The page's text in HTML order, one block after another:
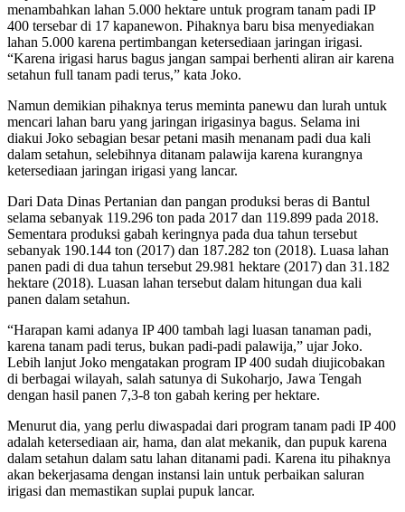
menambahkan lahan 5.000 hektare untuk program tanam padi IP
400 tersebar di 17 kapanewon. Pihaknya baru bisa menyediakan
lahan 5.000 karena pertimbangan ketersediaan jaringan irigasi.
“Karena irigasi harus bagus jangan sampai berhenti aliran air karena
setahun full tanam padi terus,” kata Joko.
Namun demikian pihaknya terus meminta panewu dan lurah untuk
mencari lahan baru yang jaringan irigasinya bagus. Selama ini
diakui Joko sebagian besar petani masih menanam padi dua kali
dalam setahun, selebihnya ditanam palawija karena kurangnya
ketersediaan jaringan irigasi yang lancar.
Dari Data Dinas Pertanian dan pangan produksi beras di Bantul
selama sebanyak 119.296 ton pada 2017 dan 119.899 pada 2018.
Sementara produksi gabah keringnya pada dua tahun tersebut
sebanyak 190.144 ton (2017) dan 187.282 ton (2018). Luasa lahan
panen padi di dua tahun tersebut 29.981 hektare (2017) dan 31.182
hektare (2018). Luasan lahan tersebut dalam hitungan dua kali
panen dalam setahun.
“Harapan kami adanya IP 400 tambah lagi luasan tanaman padi,
karena tanam padi terus, bukan padi-padi palawija,” ujar Joko.
Lebih lanjut Joko mengatakan program IP 400 sudah diujicobakan
di berbagai wilayah, salah satunya di Sukoharjo, Jawa Tengah
dengan hasil panen 7,3-8 ton gabah kering per hektare.
Menurut dia, yang perlu diwaspadai dari program tanam padi IP 400
adalah ketersediaan air, hama, dan alat mekanik, dan pupuk karena
dalam setahun dalam satu lahan ditanami padi. Karena itu pihaknya
akan bekerjasama dengan instansi lain untuk perbaikan saluran
irigasi dan memastikan suplai pupuk lancar.